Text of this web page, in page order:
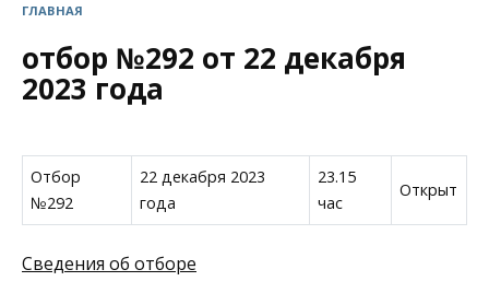
ГЛАВНАЯ
отбор №292 от 22 декабря
2023 года
Отбор
№292
22 декабря 2023
года
23.15
час
Открыт
Сведения об отборе